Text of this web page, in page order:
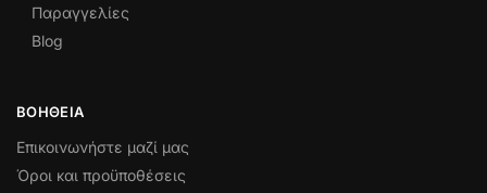
Παραγγελίες
Blog
ΒΟΉΘΕΙΑ
Επικοινωνήστε μαζί μας
Όροι και προϋποθέσεις